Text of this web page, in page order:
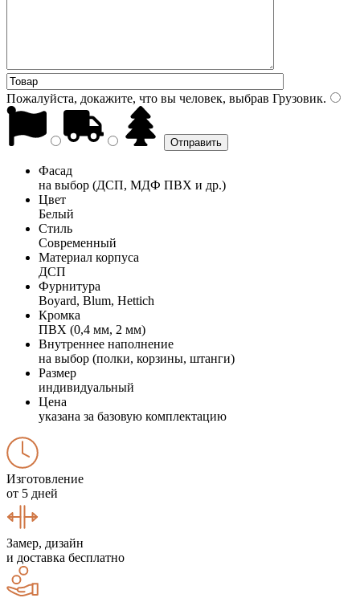
Пожалуйста, докажите, что вы человек, выбрав Грузовик.
Фасад
на выбор (ДСП, МДФ ПВХ и др.)
Цвет
Белый
Стиль
Современный
Материал корпуса
ДСП
Фурнитура
Boyard, Blum, Hettich
Кромка
ПВХ (0,4 мм, 2 мм)
Внутреннее наполнение
на выбор (полки, корзины, штанги)
Размер
индивидуальный
Цена
указана за базовую комплектацию
Изготовление
от 5 дней
Замер, дизайн
и доставка бесплатно